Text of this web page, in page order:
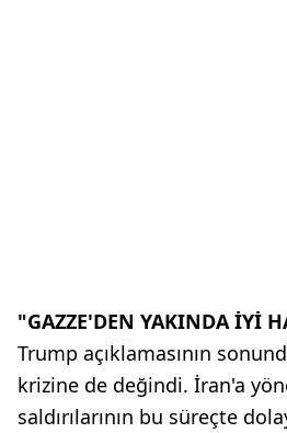
"GAZZE'DEN YAKINDA İYİ
Trump açıklamasının
krizine de değindi. İran'a
saldırılarının bu süreçte